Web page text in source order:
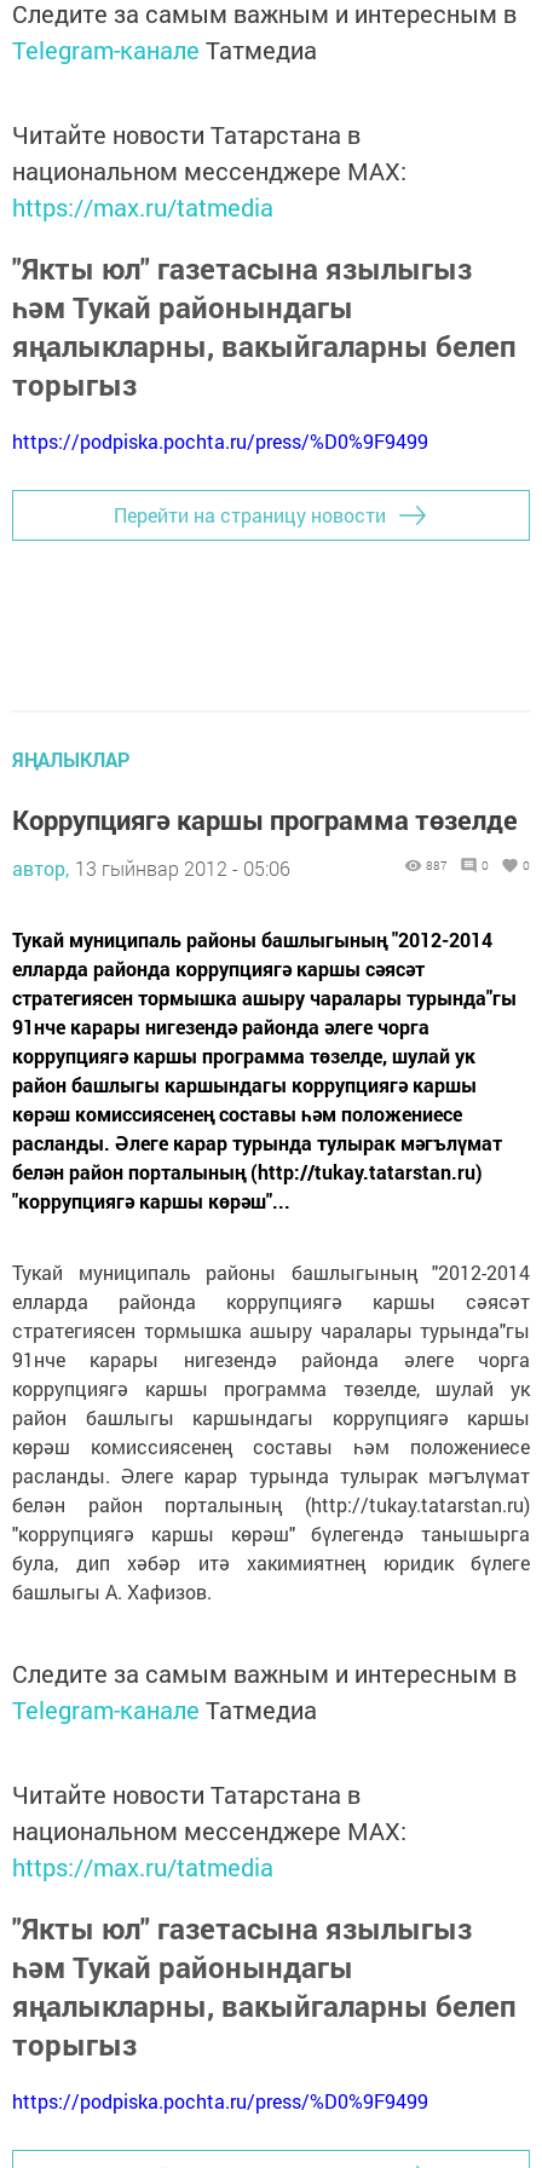
Следите за самым важным и интересным в
Telegram-канале Татмедиа
Читайте новости Татарстана в
национальном мессенджере MАХ:
https://max.ru/tatmedia
"Якты юл" газетасына язылыгыз
һәм Тукай районындагы
яңалыкларны, вакыйгаларны белеп
торыгыз
https://podpiska.pochta.ru/press/%D0%9F9499
Перейти на страницу новости
ЯҢАЛЫКЛАР
Коррупциягә каршы программа төзелде
автор, 13 гыйнвар 2012 - 05:06 887 0 0
Тукай муниципаль районы башлыгының "2012-2014
елларда районда коррупциягә каршы сәясәт
стратегиясен тормышка ашыру чаралары турында"гы
91нче карары нигезендә районда әлеге чорга
коррупциягә каршы программа төзелде, шулай ук
район башлыгы каршындагы коррупциягә каршы
көрәш комиссиясенең составы һәм положениесе
расланды. Әлеге карар турында тулырак мәгълүмат
белән район порталының (http://tukay.tatarstan.ru)
"коррупциягә каршы көрәш"...
Тукай муниципаль районы башлыгының "2012-2014
елларда районда коррупциягә каршы сәясәт
стратегиясен тормышка ашыру чаралары турында"гы
91нче карары нигезендә районда әлеге чорга
коррупциягә каршы программа төзелде, шулай ук
район башлыгы каршындагы коррупциягә каршы
көрәш комиссиясенең составы һәм положениесе
расланды. Әлеге карар турында тулырак мәгълүмат
белән район порталының (http://tukay.tatarstan.ru)
"коррупциягә каршы көрәш" бүлегендә танышырга
була, дип хәбәр итә хакимиятнең юридик бүлеге
башлыгы А. Хафизов.
Следите за самым важным и интересным в
Telegram-канале Татмедиа
Читайте новости Татарстана в
национальном мессенджере MАХ:
https://max.ru/tatmedia
"Якты юл" газетасына язылыгыз
һәм Тукай районындагы
яңалыкларны, вакыйгаларны белеп
торыгыз
https://podpiska.pochta.ru/press/%D0%9F9499